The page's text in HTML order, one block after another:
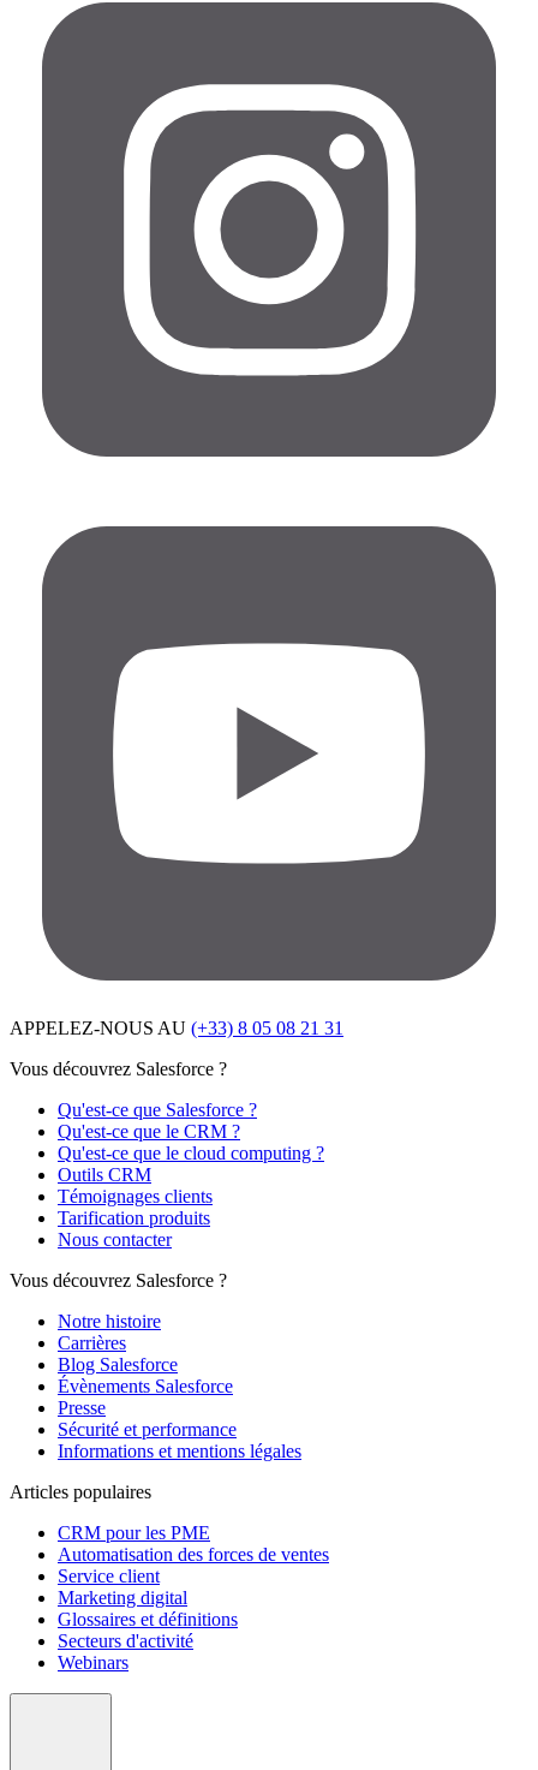
APPELEZ-NOUS AU (+33) 8 05 08 21 31
Vous découvrez Salesforce ?
Qu'est-ce que Salesforce ?
Qu'est-ce que le CRM ?
Qu'est-ce que le cloud computing ?
Outils CRM
Témoignages clients
Tarification produits
Nous contacter
Vous découvrez Salesforce ?
Notre histoire
Carrières
Blog Salesforce
Évènements Salesforce
Presse
Sécurité et performance
Informations et mentions légales
Articles populaires
CRM pour les PME
Automatisation des forces de ventes
Service client
Marketing digital
Glossaires et définitions
Secteurs d'activité
Webinars